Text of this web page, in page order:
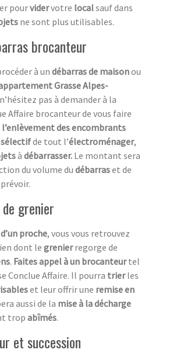
pourvidervotre localsauf dans
ne sont plus utilisables.
brocanteur
à un débarras de maisonou
Grasse Alpes-
pas à demander à la
Affaire brocanteur de vous faire
l’enlèvement des encombrants
de tout l’électroménager,
à débarrasser. Le montant sera
du volume du débarraset de
grenier
proche, vous vous retrouvez
dont le grenierregorge de
. Faites appel à un brocanteurtel
Conclue Affaire. Il pourra trierles
et leur offrir une remise en
aussi de la mise à la décharge
trop abîmés.
et succession